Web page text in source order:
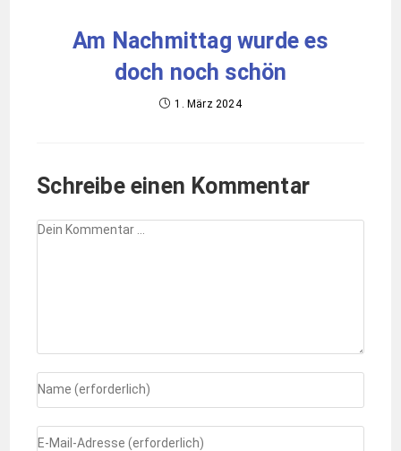
Am Nachmittag wurde es
doch noch schön
1. März 2024
Schreibe einen Kommentar